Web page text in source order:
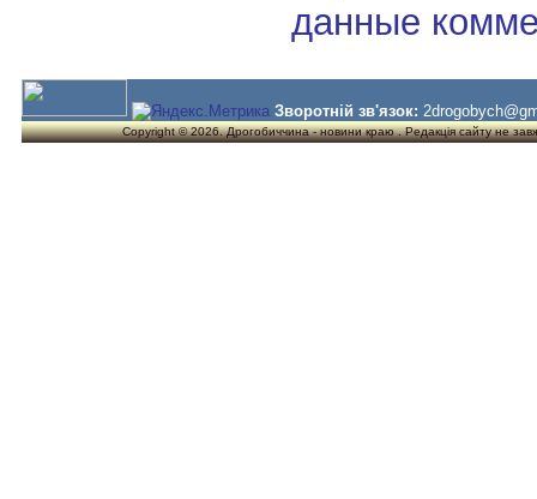
данные
Зворотній зв'язок:
Copyright © 2026. Дрогобиччина - новини краю . Редакція сайту не